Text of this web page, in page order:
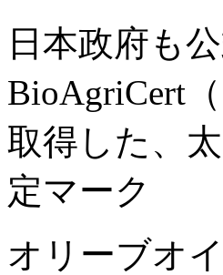
日本政府も
BioAgriCert
取得した、
定マーク
オリーブオ